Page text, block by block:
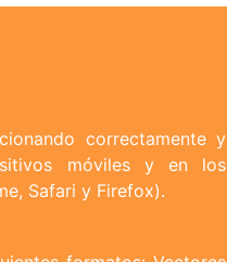
correctamente y
móviles y en los
Safari y Firefox).